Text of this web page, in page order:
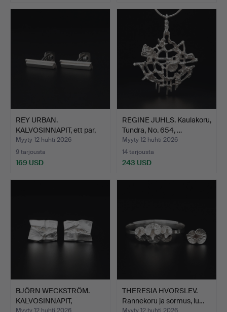
REY URBAN.
KALVOSINNAPIT, ett par,
hopeaa,…
Myyty 12 huhti 2026
9 tarjousta
169 USD
REGINE JUHLS. Kaulakoru,
Tundra, No. 654, …
Myyty 12 huhti 2026
14 tarjousta
243 USD
BJÖRN WECKSTRÖM.
KALVOSINNAPIT,
Myyty 12 huhti 2026
THERESIA HVORSLEV.
Rannekoru ja sormus, lu…
Myyty 12 huhti 2026